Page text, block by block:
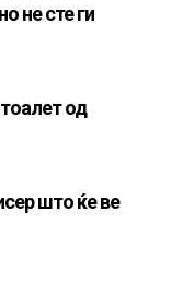
не сте ги
од
што ќе ве